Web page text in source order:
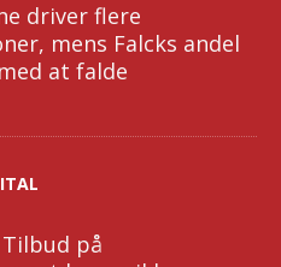
driver flere
mens Falcks andel
at falde
på